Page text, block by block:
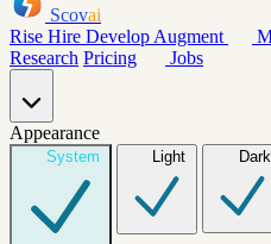
Scovai
Rise Hire Develop Augment
Research Pricing Jobs
Appearance
System Light Dark